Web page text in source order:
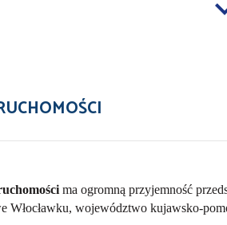
ma ogromną przyjemność
Włocławku, województwo kujawsko-